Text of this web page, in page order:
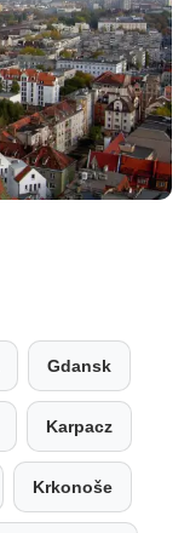
Gdansk
Karpacz
Krkonoše